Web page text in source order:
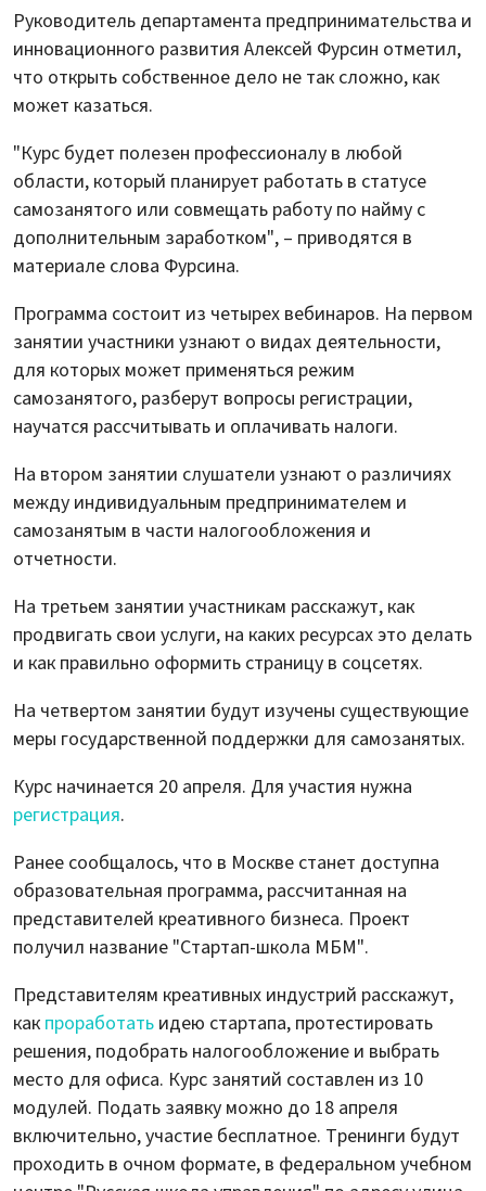
Руководитель департамента предпринимательства и
инновационного развития Алексей Фурсин отметил,
что открыть собственное дело не так сложно, как
может казаться.
"Курс будет полезен профессионалу в любой
области, который планирует работать в статусе
самозанятого или совмещать работу по найму с
дополнительным заработком", – приводятся в
материале слова Фурсина.
Программа состоит из четырех вебинаров. На первом
занятии участники узнают о видах деятельности,
для которых может применяться режим
самозанятого, разберут вопросы регистрации,
научатся рассчитывать и оплачивать налоги.
На втором занятии слушатели узнают о различиях
между индивидуальным предпринимателем и
самозанятым в части налогообложения и
отчетности.
На третьем занятии участникам расскажут, как
продвигать свои услуги, на каких ресурсах это делать
и как правильно оформить страницу в соцсетях.
На четвертом занятии будут изучены существующие
меры государственной поддержки для самозанятых.
Курс начинается 20 апреля. Для участия нужна
регистрация.
Ранее сообщалось, что в Москве станет доступна
образовательная программа, рассчитанная на
представителей креативного бизнеса. Проект
получил название "Стартап-школа МБМ".
Представителям креативных индустрий расскажут,
как проработать идею стартапа, протестировать
решения, подобрать налогообложение и выбрать
место для офиса. Курс занятий составлен из 10
модулей. Подать заявку можно до 18 апреля
включительно, участие бесплатное. Тренинги будут
проходить в очном формате, в федеральном учебном